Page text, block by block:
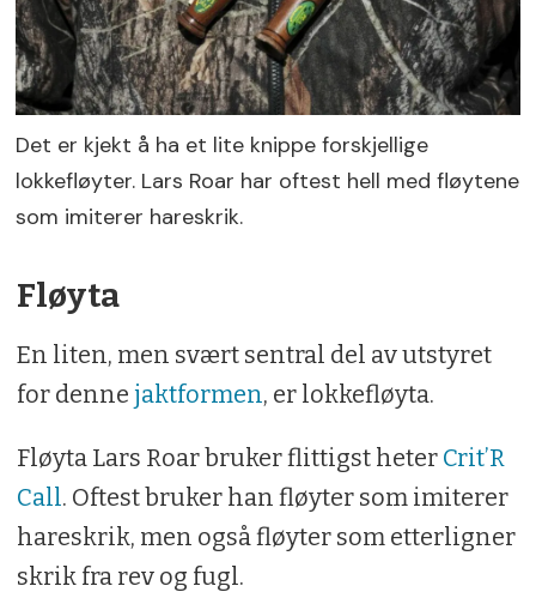
Det er kjekt å ha et lite knippe forskjellige
lokkefløyter. Lars Roar har oftest hell med fløytene
som imiterer hareskrik.
Fløyta
En liten, men svært sentral del av utstyret
for denne jaktformen, er lokkefløyta.
Fløyta Lars Roar bruker flittigst heter Crit’R
Call. Oftest bruker han fløyter som imiterer
hareskrik, men også fløyter som etterligner
skrik fra rev og fugl.